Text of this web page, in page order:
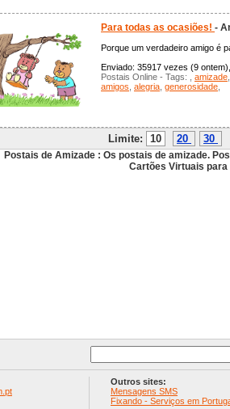
Para todas as ocasiões! -
Porque um verdadeiro amigo é
Enviado: 35917 vezes (9
Postais Online - Tags:
amizade
amigos alegria generosidade
Limite: 10 20 30
Postais de Amizade : Os postais de amizade.
Cartões Virtuais para
Outros sites:
Mensagens SMS
Fixando - Serviços em